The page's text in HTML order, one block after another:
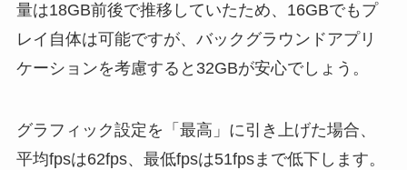
量は18GB前後で推移していたため、16GBでもプ
レイ自体は可能ですが、バックグラウンドアプリ
ケーションを考慮すると32GBが安心でしょう。
グラフィック設定を「最高」に引き上げた場合、
平均fpsは62fps、最低fpsは51fpsまで低下します。